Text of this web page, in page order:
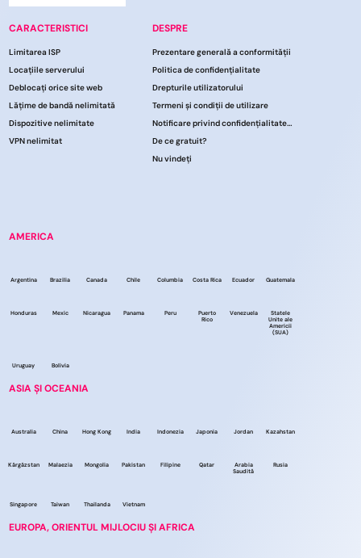
CARACTERISTICI
Limitarea ISP
Locațiile serverului
Deblocați orice site web
Lățime de bandă nelimitată
Dispozitive nelimitate
VPN nelimitat
DESPRE
Prezentare generală a conformității
Politica de confidențialitate
Drepturile utilizatorului
Termeni și condiții de utilizare
Notificare privind confidențialitatea CCPA
De ce gratuit?
Nu vindeți
AMERICA
Argentina Brazilia Canada Chile Columbia Costa Rica Ecuador Guatemala
Honduras Mexic Nicaragua Panama Peru
Puerto
Rico
Venezuela
Statele
Unite ale
Americii
(SUA)
Uruguay Bolivia
ASIA ȘI OCEANIA
Australia China Hong Kong India Indonezia Japonia Jordan Kazahstan
Kârgâzstan Malaezia Mongolia Pakistan Filipine Qatar
Arabia
Saudită
Rusia
Singapore Taiwan Thailanda Vietnam
EUROPA, ORIENTUL MIJLOCIU ȘI AFRICA